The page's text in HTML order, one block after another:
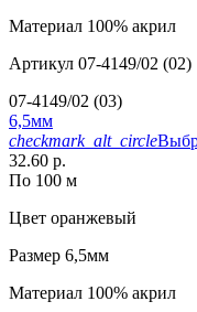
Материал 100% акрил
Артикул 07-4149/02 (02)
07-4149/02 (03)
6,5мм
checkmark_alt_circle
32.60 р.
По 100 м
Цвет оранжевый
Размер 6,5мм
Материал 100% акрил